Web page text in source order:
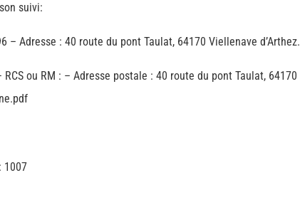
suivi:
– Adresse : 40 route du pont Taulat, 64170 Viellenave d’Arthez.
ou RM : – Adresse postale : 40 route du pont Taulat, 64170
1007